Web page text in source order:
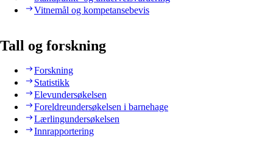
Vitnemål og kompetansebevis
Tall og forskning
Forskning
Statistikk
Elevundersøkelsen
Foreldreundersøkelsen i barnehage
Lærlingundersøkelsen
Innrapportering